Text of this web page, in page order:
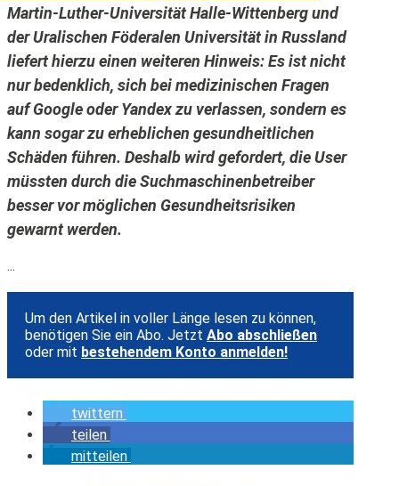
Martin-Luther-Universität Halle-Wittenberg und
der Uralischen Föderalen Universität in Russland
liefert hierzu einen weiteren Hinweis: Es ist nicht
nur bedenklich, sich bei medizinischen Fragen
auf Google oder Yandex zu verlassen, sondern es
kann sogar zu erheblichen gesundheitlichen
Schäden führen. Deshalb wird gefordert, die User
müssten durch die Suchmaschinenbetreiber
besser vor möglichen Gesundheitsrisiken
gewarnt werden.
...
Um den Artikel in voller Länge lesen zu können,
benötigen Sie ein Abo. Jetzt Abo abschließen
oder mit bestehendem Konto anmelden!
twittern
teilen
mitteilen